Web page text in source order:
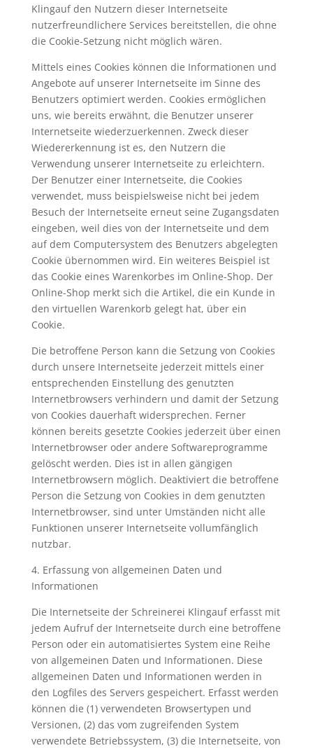
Klingauf den Nutzern dieser Internetseite
nutzerfreundlichere Services bereitstellen, die ohne
die Cookie-Setzung nicht möglich wären.
Mittels eines Cookies können die Informationen und
Angebote auf unserer Internetseite im Sinne des
Benutzers optimiert werden. Cookies ermöglichen
uns, wie bereits erwähnt, die Benutzer unserer
Internetseite wiederzuerkennen. Zweck dieser
Wiedererkennung ist es, den Nutzern die
Verwendung unserer Internetseite zu erleichtern.
Der Benutzer einer Internetseite, die Cookies
verwendet, muss beispielsweise nicht bei jedem
Besuch der Internetseite erneut seine Zugangsdaten
eingeben, weil dies von der Internetseite und dem
auf dem Computersystem des Benutzers abgelegten
Cookie übernommen wird. Ein weiteres Beispiel ist
das Cookie eines Warenkorbes im Online-Shop. Der
Online-Shop merkt sich die Artikel, die ein Kunde in
den virtuellen Warenkorb gelegt hat, über ein
Cookie.
Die betroffene Person kann die Setzung von Cookies
durch unsere Internetseite jederzeit mittels einer
entsprechenden Einstellung des genutzten
Internetbrowsers verhindern und damit der Setzung
von Cookies dauerhaft widersprechen. Ferner
können bereits gesetzte Cookies jederzeit über einen
Internetbrowser oder andere Softwareprogramme
gelöscht werden. Dies ist in allen gängigen
Internetbrowsern möglich. Deaktiviert die betroffene
Person die Setzung von Cookies in dem genutzten
Internetbrowser, sind unter Umständen nicht alle
Funktionen unserer Internetseite vollumfänglich
nutzbar.
4. Erfassung von allgemeinen Daten und
Informationen
Die Internetseite der Schreinerei Klingauf erfasst mit
jedem Aufruf der Internetseite durch eine betroffene
Person oder ein automatisiertes System eine Reihe
von allgemeinen Daten und Informationen. Diese
allgemeinen Daten und Informationen werden in
den Logfiles des Servers gespeichert. Erfasst werden
können die (1) verwendeten Browsertypen und
Versionen, (2) das vom zugreifenden System
verwendete Betriebssystem, (3) die Internetseite, von